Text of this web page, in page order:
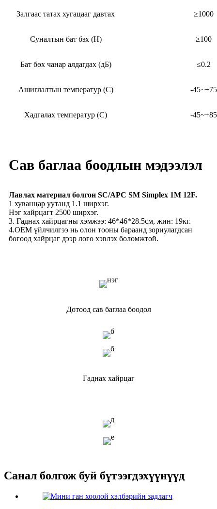
Залгаас татах хугацааг давтах ≥1000
Суналтын бат бэх (Н) ≥100
Бат бөх чанар алдагдах (дБ) ≤0.2
Ашиглалтын температур (C) -45~+75
Хадгалах температур (C) -45~+85
Сав баглаа боодлын мэдээлэл
Лавлах материал болгон SC/APC SM Simplex 1M 12F.
1 хуванцар уутанд 1.1 ширхэг.
Нэг хайрцагт 2500 ширхэг.
3. Гаднах хайрцагны хэмжээ: 46*46*28.5см, жин: 19кг.
4.OEM үйлчилгээ нь олон тооны бараанд зориулагдсан
бөгөөд хайрцаг дээр лого хэвлэх боломжтой.
Дотоод сав баглаа боодол
Гаднах хайрцаг
Санал болгож буй бүтээгдэхүүнүүд